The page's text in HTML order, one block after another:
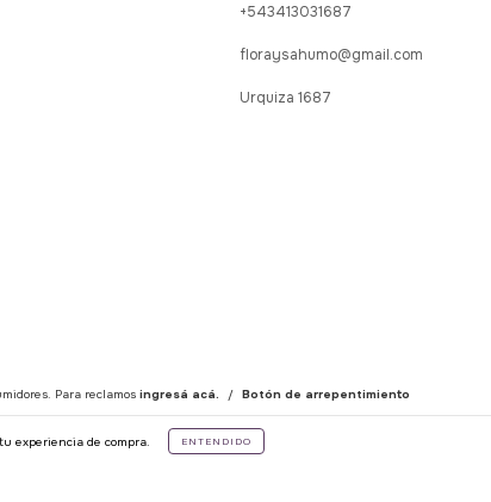
experiencia de compra. ENTENDIDO
+543413031687
floraysahumo@gmail.com
Urquiza 1687
Para reclamos ingresá acá. / Botón de arrepentimiento